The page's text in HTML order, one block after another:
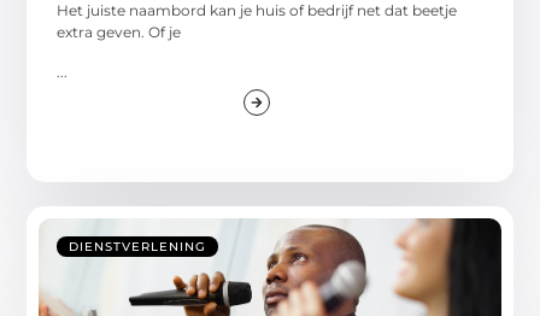
Het juiste naambord kan je huis of bedrijf net dat beetje
extra geven. Of je
DIENSTVERLENING